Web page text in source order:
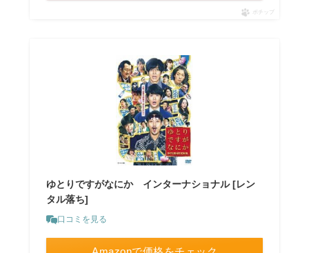
ポチップ
ゆとりですがなにか インターナショナル [レン
タル落ち]
口コミを見る